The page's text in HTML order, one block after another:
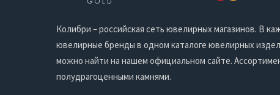
Колибри – российская сеть ювелирных магазинов. В
ювелирные бренды в одном каталоге ювелирных
можно найти на нашем официальном сайте.
полудрагоценными камнями.